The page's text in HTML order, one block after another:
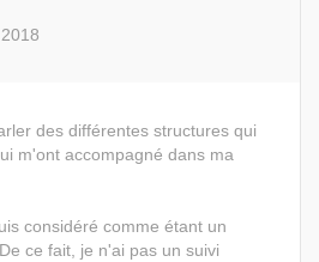
des différentes structures qui
m'ont accompagné dans ma
considéré comme étant un
ce fait, je n'ai pas un suivi